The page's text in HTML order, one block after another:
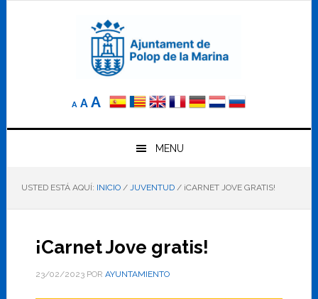
A
Reducir
elA Tamaño
AAumentar
el
tamaño
letra
MENU
USTED ESTÁ AQUÍ: INICIO / JUVENTUD /¡CARNET JOVE GRATIS!
¡Carnet Jove gratis!
23/02/2023POR AYUNTAMIENTO